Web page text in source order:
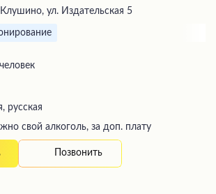
ул. Издательская 5
русская
свой алкоголь, за доп. плату
Позвонить